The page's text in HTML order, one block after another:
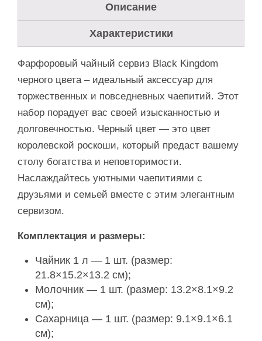
Описание
Характеристики
Фарфоровый чайный сервиз Black Kingdom
черного цвета – идеальный аксессуар для
торжественных и повседневных чаепитий. Этот
набор порадует вас своей изысканностью и
долговечностью. Черный цвет — это цвет
королевской роскоши, который предаст вашему
столу богатства и неповторимости.
Наслаждайтесь уютными чаепитиями с
друзьями и семьей вместе с этим элегантным
сервизом.
Комплектация и размеры:
Чайник 1 л — 1 шт. (размер:
21.8×15.2×13.2 см);
Молочник — 1 шт. (размер: 13.2×8.1×9.2
см);
Сахарница — 1 шт. (размер: 9.1×9.1×6.1
см);